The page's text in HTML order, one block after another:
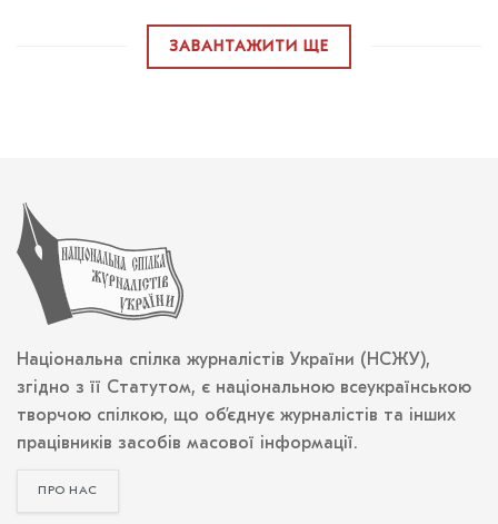
ЗАВАНТАЖИТИ ЩЕ
Національна спілка журналістів України (НСЖУ),
згідно з її Статутом, є національною всеукраїнською
творчою спілкою, що об’єднує журналістів та інших
працівників засобів масової інформації.
ПРО НАС